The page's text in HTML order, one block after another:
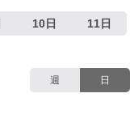
10日 11日
週 日